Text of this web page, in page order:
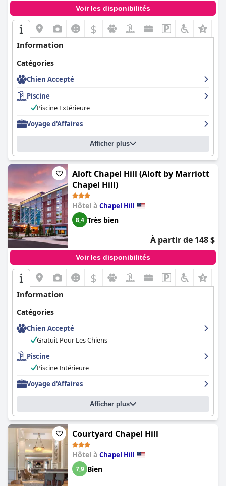
suggestions mineures pour plus de variété, le petit-déjeuner est
généralement considéré comme excellent et un excellent début
de journée.
Bien que la piscine ait rencontré des problèmes opérationnels
occasionnels, l'hôtel a pris des dispositions pour les clients en
leur donnant accès à un établissement voisin.
En résumé, leHampton Inn & Suites Chapel Hill/Durham
excelle
par son emplacement privilégié, sa propreté exceptionnelle, ses
chambres confortables et son service client de premier ordre, ce
qui en fait un choix hautement recommandé pour les visiteurs
de la région.
Voir les disponibilités
$
Information
Catégories
Chien Accepté
Piscine
Piscine Extérieure
Voyage d'Affaires
Afficher plus
Aloft Chapel Hill (Aloft by Marriott
Chapel Hill)
Hôtel à Chapel Hill
8,4 Très bien
À partir de 148 $
Voir les disponibilités
$
Information
Catégories
Chien Accepté
Gratuit Pour Les Chiens
Piscine
Piscine Intérieure
Voyage d'Affaires
Afficher plus
Courtyard Chapel Hill
Hôtel à Chapel Hill
7,9 Bien